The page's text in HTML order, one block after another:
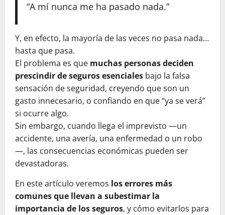
“A mí nunca me ha pasado nada.”
Y, en efecto, la mayoría de las veces no pasa nada…
hasta que pasa.
El problema es que muchas personas deciden
prescindir de seguros esenciales bajo la falsa
sensación de seguridad, creyendo que son un
gasto innecesario, o confiando en que “ya se verá”
si ocurre algo.
Sin embargo, cuando llega el imprevisto —un
accidente, una avería, una enfermedad o un robo
—, las consecuencias económicas pueden ser
devastadoras.
En este artículo veremos los errores más
comunes que llevan a subestimar la
importancia de los seguros, y cómo evitarlos para